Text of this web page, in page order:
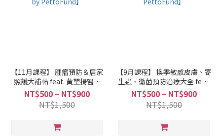
【11月課程】 腫瘤預防＆居家
照護大補帖 feat. 黃堃揚醫師
（fb：泡泡動物醫院癌症治療
中心）- 【獸醫相談室系列
powered by PettoFund】
NT$500 ~ NT$900
NT$1,500
【9月課程】 換季敏感皮膚、寄
生蟲、黴菌預防治療大全 feat.
林煜淳醫師（fb：小獸醫林煜
淳）- 【獸醫相談室系列
powered by PettoFund】
NT$500 ~ NT$900
NT$1,500